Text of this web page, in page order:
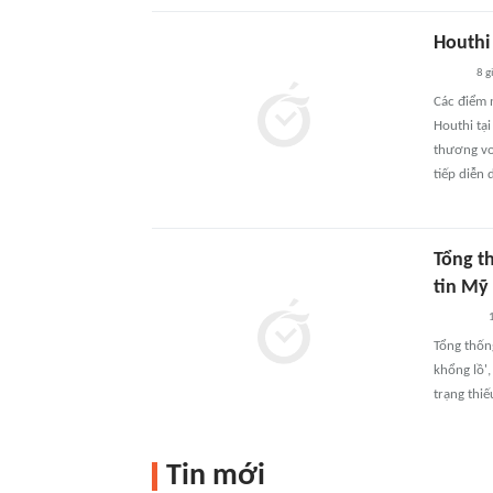
8
Các điểm
Houthi
thương
tiếp diễn
Tổng
tin Mỹ
Tổng
khổng
trạng
Tin mới